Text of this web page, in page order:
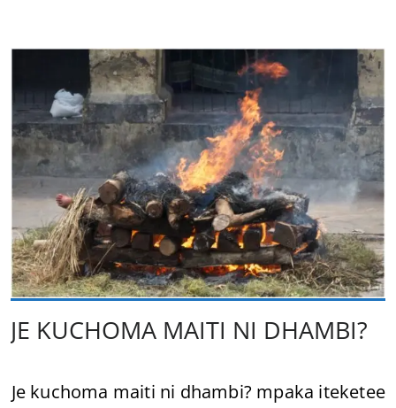
JE KUCHOMA MAITI NI DHAMBI?
Je kuchoma maiti ni dhambi? mpaka iteketee